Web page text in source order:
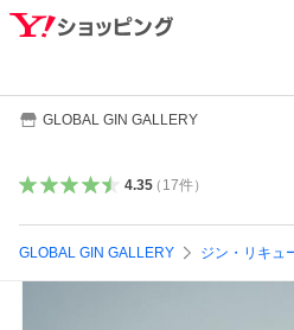
GLOBAL GIN GALLERY
4.35（ 17件）
GLOBAL GIN GALLERY ジン・リキュ